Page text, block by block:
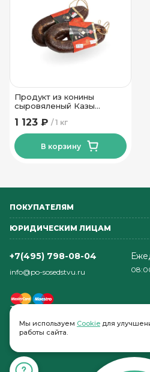
Продукт из конины
сыровяленый Казы
1 кг
1 123 ₽
В корзину
ПОКУПАТЕЛЯМ
ЮРИДИЧЕСКИМ ЛИЦАМ
+7(495) 798-08-04
info@po-sosedstvu.ru
© 2022-2026 . По
Мы используем Cookie для
работы сайта.